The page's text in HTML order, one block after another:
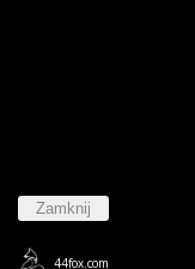
Zamknij
44fox.com